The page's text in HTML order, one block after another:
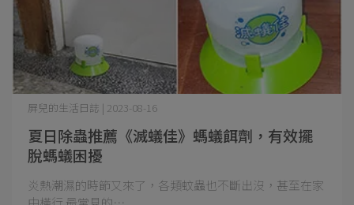
夏日除蟲推薦《滅蟻佳》螞蟻餌劑，有效擺
脫螞蟻困擾
屏兒的生活日誌 | 2023-08-16
炎熱潮濕的時節又來了，各類蚊蟲也不斷出沒，甚至在家